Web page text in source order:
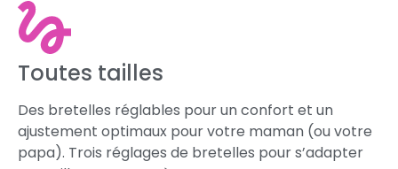
Toutes tailles
Des bretelles réglables pour un confort et un
ajustement optimaux pour votre maman (ou votre
papa). Trois réglages de bretelles pour s’adapter